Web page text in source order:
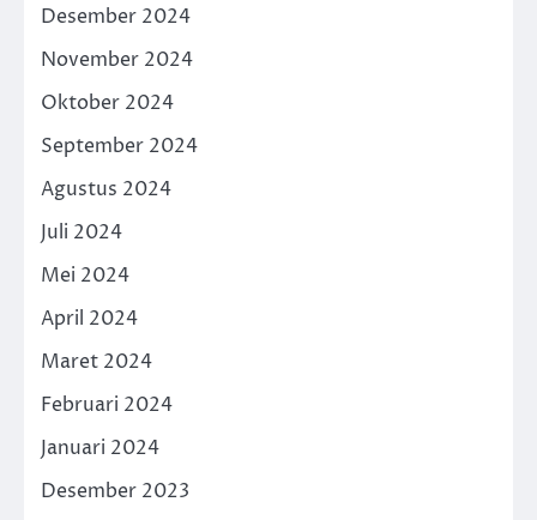
Desember 2024
November 2024
Oktober 2024
September 2024
Agustus 2024
Juli 2024
Mei 2024
April 2024
Maret 2024
Februari 2024
Januari 2024
Desember 2023